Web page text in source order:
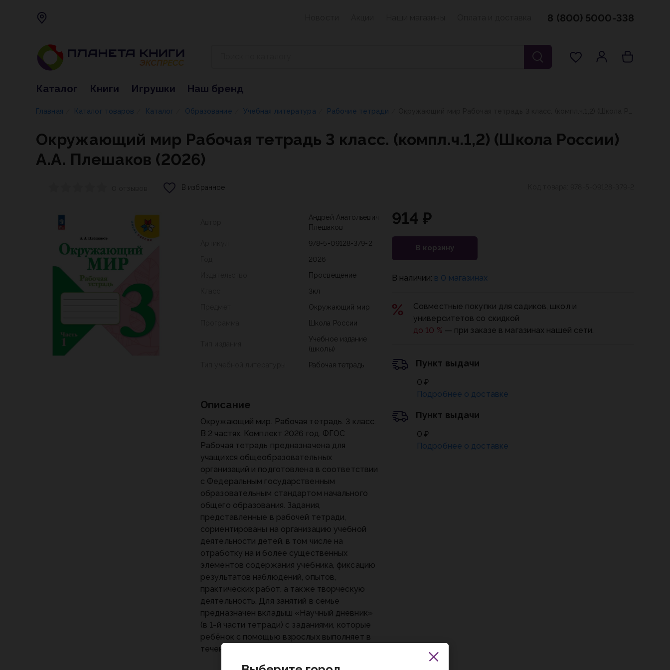
8 (800) 5000-338
Каталог Книги Игрушки Наш бренд
Главная Каталог товаров Каталог Образование Учебная литература Рабочие тетради
Окружающий мир Рабочая тетрадь 3 класс. (компл.ч.1,2) (Школа России)
А.А. Плешаков (2026)
В избранное
Андрей Анатольевич
Плешаков
978-5-09128-379-2
2026
Просвещение
3кл
Окружающий мир
Школа России
Учебное издание
(школы)
Рабочая тетрадь
Описание
Окружающий мир. Рабочая тетрадь. 3 класс.
В 2 частях. Комплект 2026 год. ФГОС
Рабочая тетрадь предназначена для
учащихся общеобразовательных
организаций и подготовлена в соответствии
с Федеральным государственным
образовательным стандартом начального
общего образования. Задания,
представленные в рабочей тетради,
сориентированы на организацию учебной
деятельности детей, в том числе на
отработку на и более существенных
элементов содержания учебника, фиксацию
результатов наблюдений, опытов,
практических работ, а также творческую
деятельность. Для занятий в семье
предназначен вкладыш «Научный дневник»
(в 1-й части тетради) с заданиями, которые
ребёнок с помощью взрослых выполняет в
течение учебного года.
914 ₽
В корзину
В наличии: в 0 магазинах
Совместные покупки для садиков, школ и
университетов со скидкой
до 10 % — при заказе в магазинах нашей сети.
Пункт выдачи
0 ₽
Подробнее о доставке
Пункт выдачи
0 ₽
Подробнее о доставке